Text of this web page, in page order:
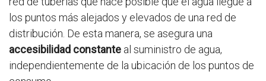
los puntos más alejados y elevados de una red de
distribución. De esta manera, se asegura una
accesibilidad constante al suministro de agua,
independientemente de la ubicación de los puntos de